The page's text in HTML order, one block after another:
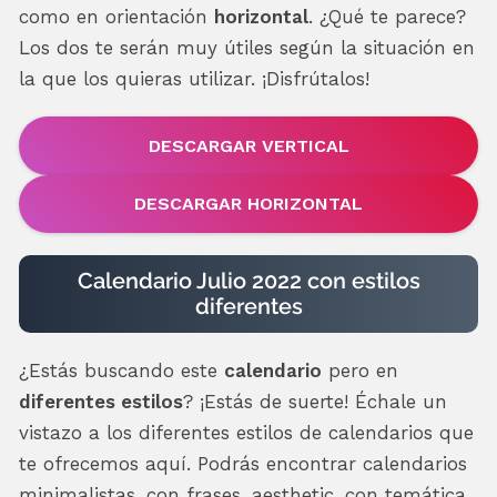
como en orientación horizontal. ¿Qué te parece?
Los dos te serán muy útiles según la situación en
la que los quieras utilizar. ¡Disfrútalos!
DESCARGAR VERTICAL
DESCARGAR HORIZONTAL
Calendario Julio 2022 con estilos
diferentes
¿Estás buscando este calendario pero en
diferentes estilos? ¡Estás de suerte! Échale un
vistazo a los diferentes estilos de calendarios que
te ofrecemos aquí. Podrás encontrar calendarios